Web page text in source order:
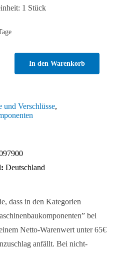
1 Stück
In den Warenkorb
und Verschlüsse,
Deutschland
dass in den Kategorien
bei
Netto-Warenwert unter 65€
anfällt. Bei nicht-